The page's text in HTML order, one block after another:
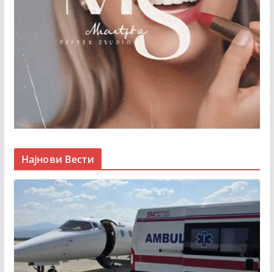
Најнови Вести